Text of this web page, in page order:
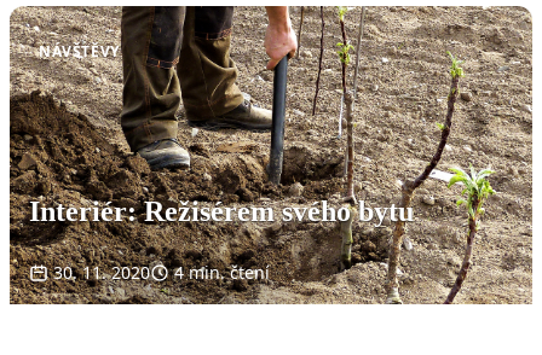
NÁVŠTĚVY
Interiér: Režisérem svého bytu
30. 11. 2020 4 min. čtení